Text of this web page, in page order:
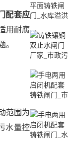
配套应
用耐腐
。
范围为
水量控